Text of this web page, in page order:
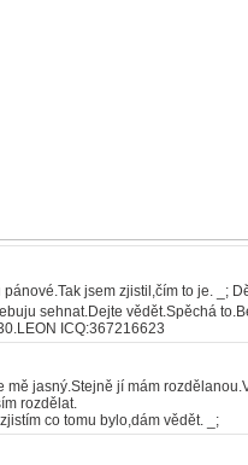
pánové.Tak jsem zjistil,čím to je. _;
sehnat.Dejte vědět.Spěchá
ICQ:367216623
mě jasný.Stejně jí mám
rozdělat.
co tomu bylo,dám vědět. _;